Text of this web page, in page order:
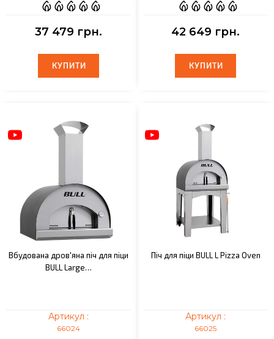
37 479 грн.
КУПИТИ
КУПИТИ
42 649 грн.
КУПИТИ
КУПИТИ
Вбудована дров'яна піч для піци
BULL Large…
Артикул :
66024
Піч для піци BULL L Pizza Oven
Артикул :
66025